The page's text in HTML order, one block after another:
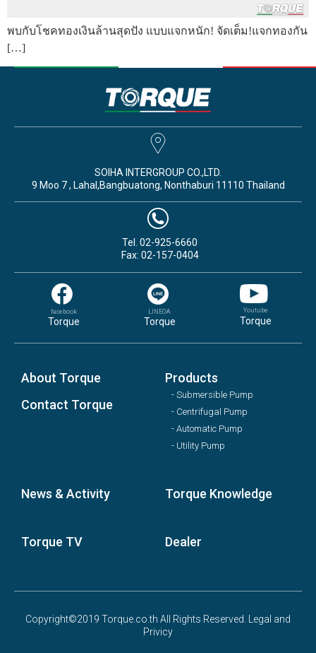
พบกับโชคทองเงินล้านสุดปัง แบบแจกหนัก! จัดเต็ม!แจกทองกัน
[…]
SOIHA INTERGROUP CO.,LTD.
9 Moo 7 , Lahal,Bangbuatong, Nonthaburi 11110 Thailand
Tel. 02-925-6660
Fax: 02-157-0404
facebook
Torque
LINEOA
Torque
Youtube
Torque
About Torque
Contact Torque
Products
- Submersible Pump
- Centrifugal Pump
- Automatic Pump
- Utility Pump
News & Activity Torque Knowledge
Torque TV Dealer
Copyright©2019 Torque.co.th All Rights Reserved. Legal and
Privicy